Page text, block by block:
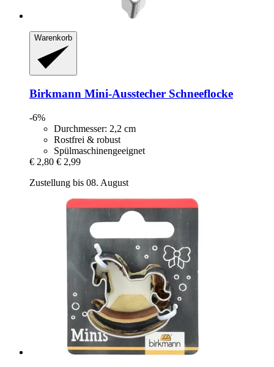
Warenkorb
Birkmann Mini-​Ausstecher Schneeflocke
-6%
Durchmesser: 2,2 cm
Rostfrei & robust
Spülmaschinengeeignet
€ 2,80 € 2,99
Zustellung bis 08. August